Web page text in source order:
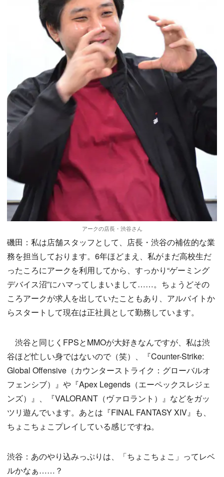
アークの店長・渋谷さん
磯田：私は店舗スタッフとして、店長・渋谷の補佐的な業
務を担当しております。6年ほどまえ、私がまだ高校生だ
ったころにアークを利用してから、すっかり“ゲーミング
デバイス沼”にハマってしまいまして……。ちょうどその
ころアークが求人を出していたこともあり、アルバイトか
らスタートして現在は正社員として勤務しています。
渋谷と同じくFPSとMMOが大好きなんですが、私は渋
谷ほど忙しい身ではないので（笑）、『Counter-Strike:
Global Offensive（カウンターストライク：グローバルオ
フェンシブ）』や『Apex Legends（エーペックスレジェ
ンズ）』、『VALORANT（ヴァロラント）』などをガッ
ツリ遊んでいます。あとは『FINAL FANTASY XIV』も、
ちょこちょこプレイしている感じですね。
渋谷：あのやり込みっぷりは、「ちょこちょこ」ってレベ
ルかなぁ……？